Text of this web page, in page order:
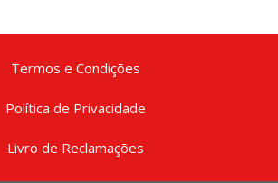
Termos e Condições
Política de Privacidade
Livro de Reclamações